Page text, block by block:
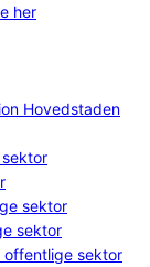
her
Hovedstaden
sektor
sektor
sektor